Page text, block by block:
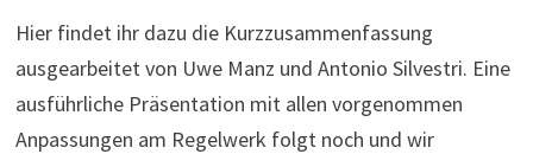
Hier findet ihr dazu die Kurzzusammenfassung
ausgearbeitet von Uwe Manz und Antonio Silvestri. Eine
ausführliche Präsentation mit allen vorgenommen
Anpassungen am Regelwerk folgt noch und wir